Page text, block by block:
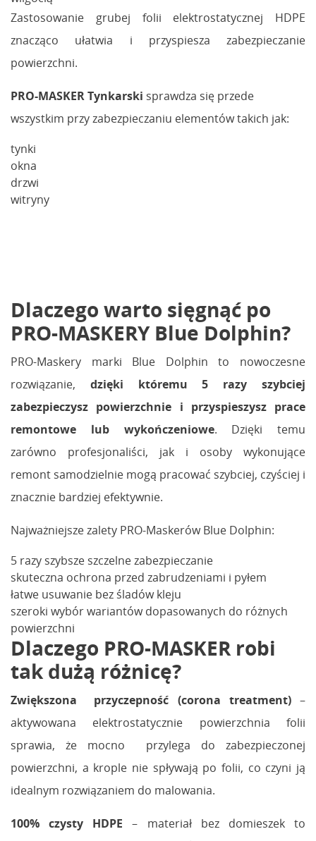
Zastosowanie grubej folii elektrostatycznej HDPE
znacząco ułatwia i przyspiesza zabezpieczanie
powierzchni.
PRO-MASKER Tynkarski sprawdza się przede
wszystkim przy zabezpieczaniu elementów takich jak:
tynki
okna
drzwi
witryny
Dlaczego warto sięgnąć po
PRO-MASKERY Blue Dolphin?
PRO-Maskery marki Blue Dolphin to nowoczesne
rozwiązanie, dzięki któremu 5 razy szybciej
zabezpieczysz powierzchnie i przyspieszysz prace
remontowe lub wykończeniowe. Dzięki temu
zarówno profesjonaliści, jak i osoby wykonujące
remont samodzielnie mogą pracować szybciej, czyściej i
znacznie bardziej efektywnie.
Najważniejsze zalety PRO-Maskerów Blue Dolphin:
5 razy szybsze szczelne zabezpieczanie
skuteczna ochrona przed zabrudzeniami i pyłem
łatwe usuwanie bez śladów kleju
szeroki wybór wariantów dopasowanych do różnych
powierzchni
Dlaczego PRO-MASKER robi
tak dużą różnicę?
Zwiększona przyczepność (corona treatment)–
aktywowana elektrostatycznie powierzchnia folii
sprawia, że mocno przylega do zabezpieczonej
powierzchni, a krople nie spływają po folii, co czyni ją
idealnym rozwiązaniem do malowania.
100% czysty HDPE– materiał bez domieszek to